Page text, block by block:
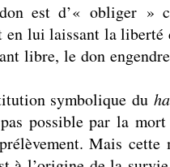
est d’« obliger »
lui laissant la liberté
libre, le don
symbolique du
possible par la
Mais cette